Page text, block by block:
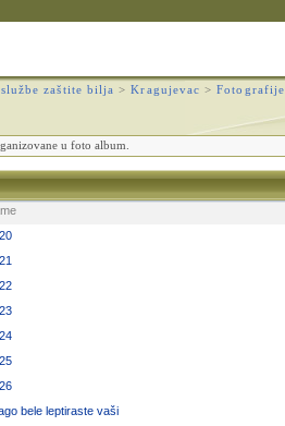
zaštite bilja >Kragujevac >Fotografije
u foto album.
bele leptiraste vaši